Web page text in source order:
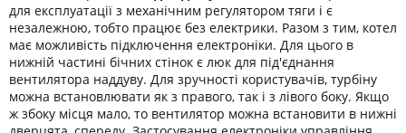
для експлуатації з механічним регулятором тяги і є
незалежною, тобто працює без електрики. Разом з тим, котел
має можливість підключення електроніки. Для цього в
нижній частині бічних стінок є люк для під'єднання
вентилятора наддуву. Для зручності користувачів, турбіну
можна встановлювати як з правого, так і з лівого боку. Якщо
ж збоку місця мало, то вентилятор можна встановити в нижні